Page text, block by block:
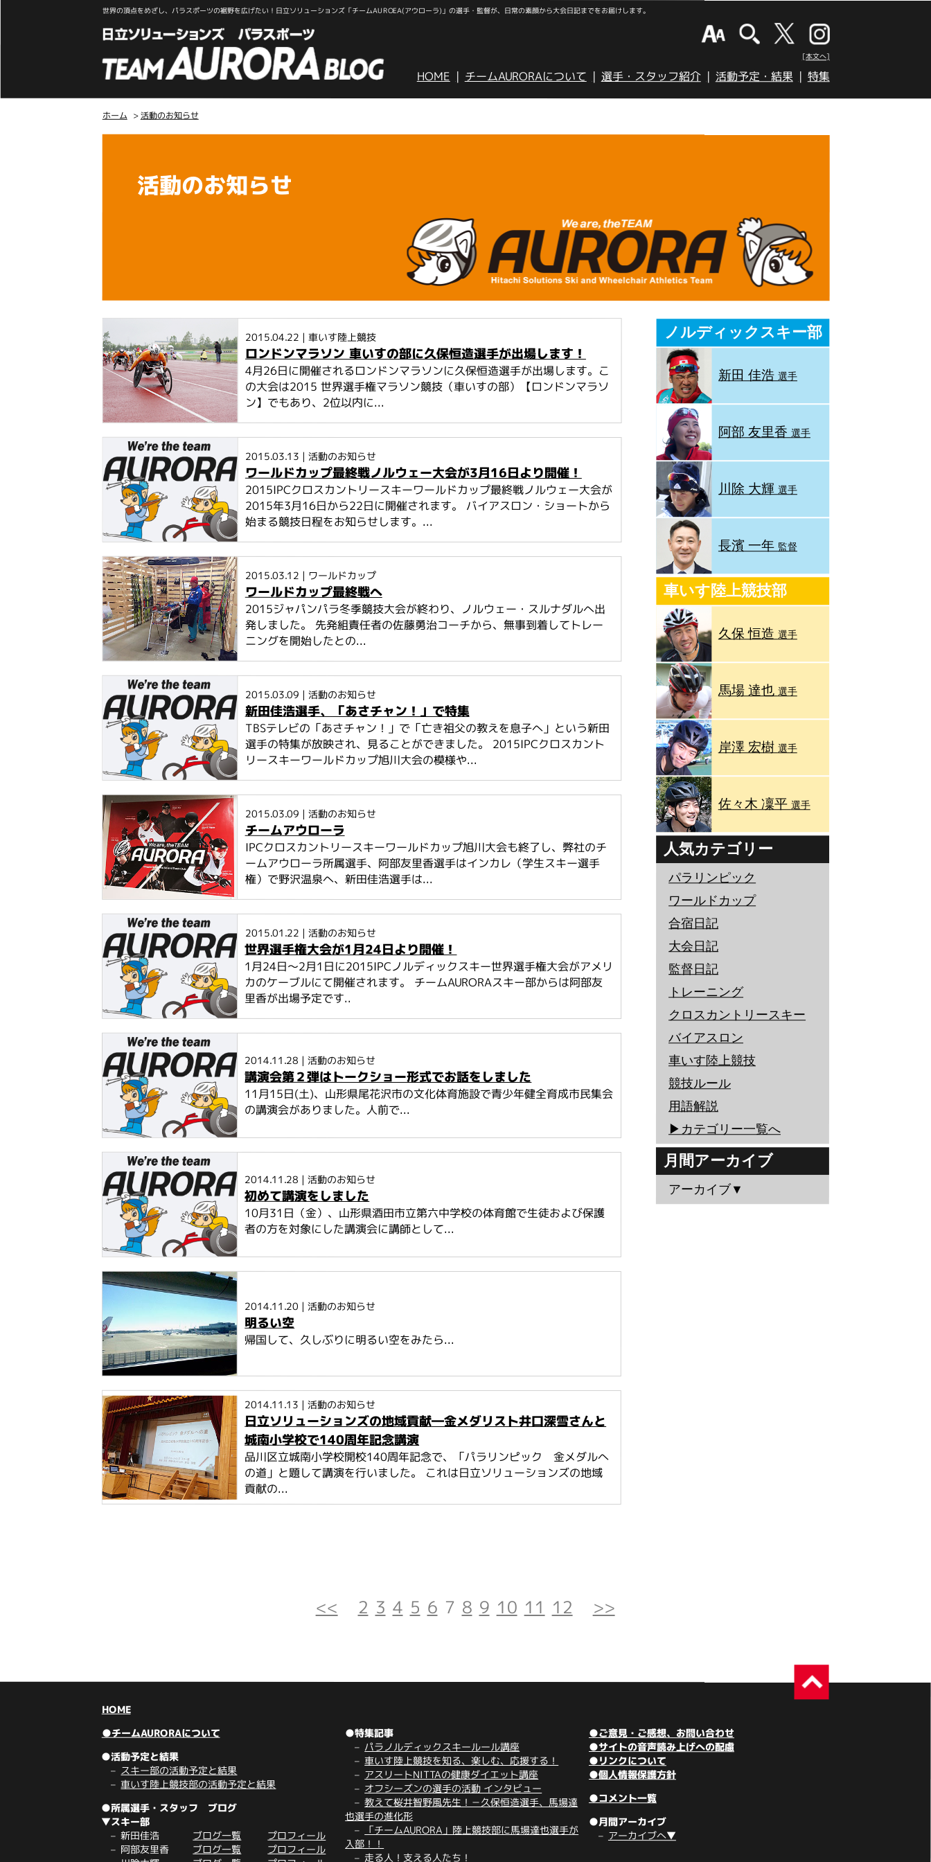
世界の頂点をめざし、パラスポーツの裾野を広げたい！日立ソリューションズ「チームAUROEA(アウローラ)」の選手・監督が、日常の素顔から大会日記までをお届けします。
[本文へ]
HOME チームAURORAについて 選手・スタッフ紹介 活動予定・結果 特集
ホーム >活動のお知らせ
活動のお知らせ
2015.04.22 | 車いす陸上競技
ロンドンマラソン 車いすの部に久保恒造選手が出場します！
4月26日に開催されるロンドンマラソンに久保恒造選手が出場します。こ
の大会は2015 世界選手権マラソン競技（車いすの部）【ロンドンマラソ
ン】でもあり、2位以内に...
2015.03.13 | 活動のお知らせ
ワールドカップ最終戦ノルウェー大会が3月16日より開催！
2015IPCクロスカントリースキーワールドカップ最終戦ノルウェー大会が
2015年3月16日から22日に開催されます。 バイアスロン・ショートから
始まる競技日程をお知らせします。...
2015.03.12 | ワールドカップ
ワールドカップ最終戦へ
2015ジャパンパラ冬季競技大会が終わり、ノルウェー・スルナダルへ出
発しました。 先発組責任者の佐藤勇治コーチから、無事到着してトレー
ニングを開始したとの...
2015.03.09 | 活動のお知らせ
新田佳浩選手、「あさチャン！」で特集
TBSテレビの「あさチャン！」で「亡き祖父の教えを息子へ」という新田
選手の特集が放映され、見ることができました。 2015IPCクロスカント
リースキーワールドカップ旭川大会の模様や...
2015.03.09 | 活動のお知らせ
チームアウローラ
IPCクロスカントリースキーワールドカップ旭川大会も終了し、弊社のチ
ームアウローラ所属選手、阿部友里香選手はインカレ（学生スキー選手
権）で野沢温泉へ、新田佳浩選手は...
2015.01.22 | 活動のお知らせ
世界選手権大会が1月24日より開催！
1月24日～2月1日に2015IPCノルディックスキー世界選手権大会がアメリ
カのケーブルにて開催されます。 チームAURORAスキー部からは阿部友
里香が出場予定です..
2014.11.28 |活動のお知らせ
講演会第２弾はトークショー形式でお話をしました
11月15日(土)、山形県尾花沢市の文化体育施設で青少年健全育成市民集会
の講演会がありました。人前で...
2014.11.28 |活動のお知らせ
初めて講演をしました
10月31日（金）、山形県酒田市立第六中学校の体育館で生徒および保護
者の方を対象にした講演会に講師として...
2014.11.20 |活動のお知らせ
明るい空
帰国して、久しぶりに明るい空をみたら...
2014.11.13 |活動のお知らせ
日立ソリューションズの地域貢献―金メダリスト井口深雪さんと
城南小学校で140周年記念講演
品川区立城南小学校開校140周年記念で、「パラリンピック 金メダルへ
の道」と題して講演を行いました。 これは日立ソリューションズの地域
貢献の...
ノルディックスキー部
新田 佳浩選手
阿部 友里香 選手
川除 大輝 選手
長濱 一年 監督
車いす陸上競技部
久保 恒造 選手
馬場 達也 選手
岸澤 宏樹 選手
佐々木 凜平 選手
人気カテゴリー
パラリンピック
ワールドカップ
合宿日記
大会日記
監督日記
トレーニング
クロスカントリースキー
バイアスロン
車いす陸上競技
競技ルール
用語解説
▶︎カテゴリー一覧へ
月間アーカイブ
アーカイブ▼
<< 2 3 4 5 6 7 8 9 10 11 12 >>
HOME
●チームAURORAについて
●活動予定と結果
スキー部の活動予定と結果
車いす陸上競技部の活動予定と結果
●所属選手・スタッフ ブログ
▼スキー部
新田佳浩 ブログ一覧 プロフィール
阿部友里香 ブログ一覧 プロフィール
●特集記事
パラノルディックスキールール講座
車いす陸上競技を知る、楽しむ、応援する！
アスリートNITTAの健康ダイエット講座
オフシーズンの選手の活動 インタビュー
教えて桜井智野風先生！－久保恒造選手、馬場達
也選手の進化形
「チームAURORA」陸上競技部に馬場達也選手が
入部！！
走る人！支える人たち！
●ご意見・ご感想、お問い合わせ
●サイトの音声読み上げへの配慮
●リンクについて
●個人情報保護方針
●コメント一覧
●月間アーカイブ
アーカイブへ▼